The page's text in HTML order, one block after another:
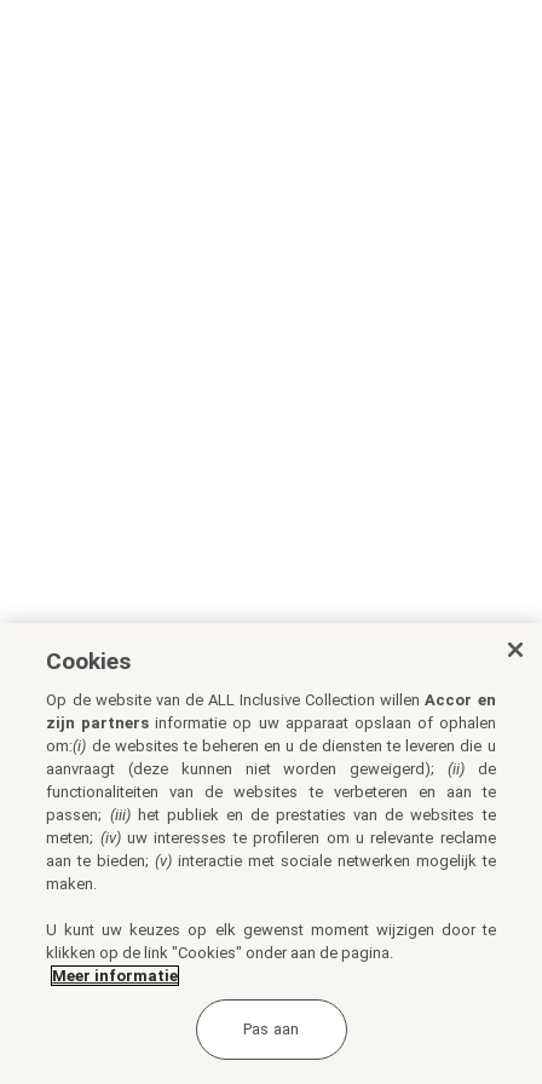
Cookies
Op de website van de ALL Inclusive Collection willenAccor en
zijn partners informatie op uw apparaat opslaan of ophalen
om:(i) de websites te beheren en u de diensten te leveren die u
aanvraagt (deze kunnen niet worden geweigerd); (ii)de
functionaliteiten van de websites te verbeteren en aan te
passen; (iii)het publiek en de prestaties van de websites te
meten; (iv)uw interesses te profileren om u relevante reclame
aan te bieden;(v) interactie met sociale netwerken mogelijk te
maken.
U kunt uw keuzes op elk gewenst moment wijzigen door te
klikken op de link "Cookies" onder aan de pagina.
Meer informatie
Pas aan